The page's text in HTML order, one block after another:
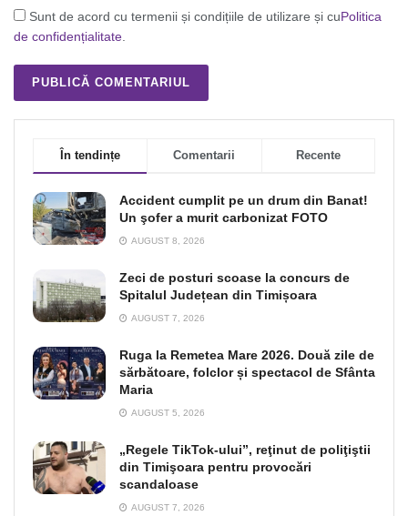
Sunt de acord cu termenii și condițiile de utilizare și cuPolitica
de confidențialitate.
În tendințe Comentarii Recente
Accident cumplit pe un drum din Banat!
Un şofer a murit carbonizat FOTO
AUGUST 8, 2026
Zeci de posturi scoase la concurs de
Spitalul Județean din Timișoara
AUGUST 7, 2026
Ruga la Remetea Mare 2026. Două zile de
sărbătoare, folclor și spectacol de Sfânta
Maria
AUGUST 5, 2026
„Regele TikTok-ului”, reţinut de poliţiştii
din Timişoara pentru provocări
scandaloase
AUGUST 7, 2026